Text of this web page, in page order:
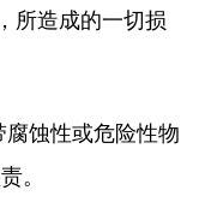
所造成的一切损
蚀性或危险性物
。